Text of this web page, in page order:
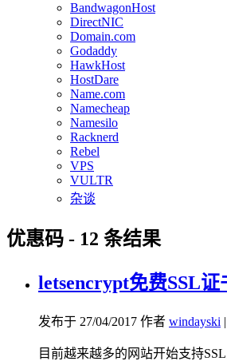
BandwagonHost
DirectNIC
Domain.com
Godaddy
HawkHost
HostDare
Name.com
Namecheap
Namesilo
Racknerd
Rebel
VPS
VULTR
杂谈
优惠码 - 12 条结果
letsencrypt免费SSL证
发布于 27/04/2017 作者 windayski |
目前越来越多的网站开始支持